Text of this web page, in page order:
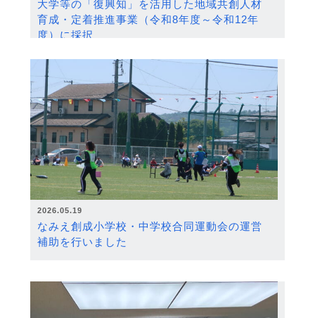
大学等の「復興知」を活用した地域共創人材
育成・定着推進事業（令和8年度～令和12年
度）に採択
2026.05.19
なみえ創成小学校・中学校合同運動会の運営
補助を行いました